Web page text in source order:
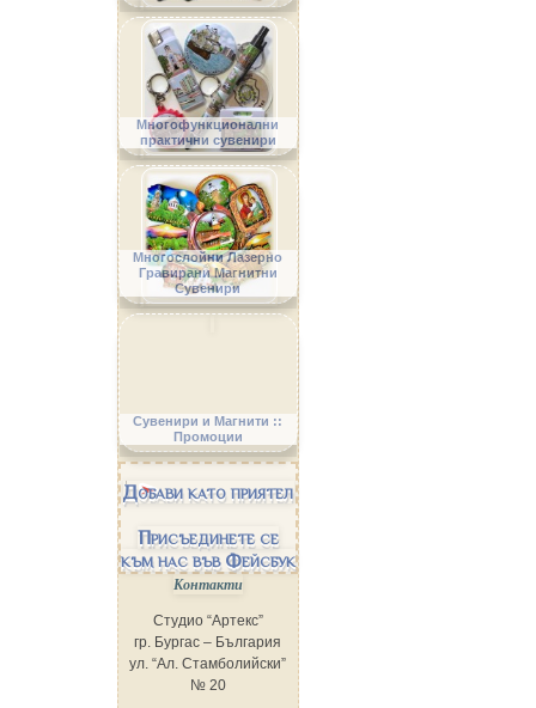
Многофункционални
практични сувенири
Многослойни Лазерно
Гравирани Магнитни
Сувенири
Сувенири и Магнити ::
Промоции
Добави като приятел
Присъединете се
към нас във Фейсбук
Контакти
Студио “Артекс”
гр. Бургас – България
ул. “Ал. Стамболийски”
№ 20